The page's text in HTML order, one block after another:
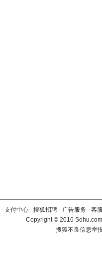
- 支付中心 - 搜狐招聘 - 广告服务 - 客
Copyright©2016
搜狐不良信息举